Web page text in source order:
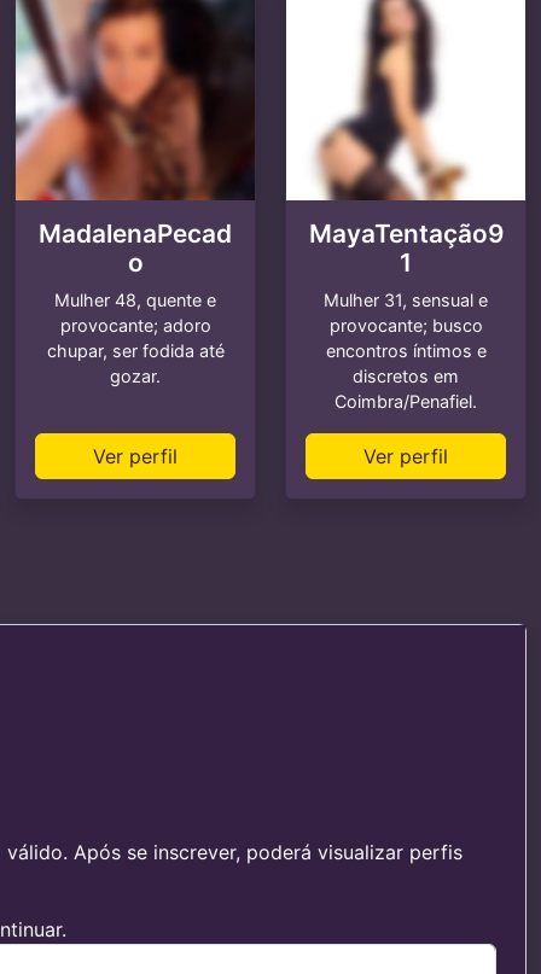
MadalenaPecad
o
Mulher 48, quente e
provocante; adoro
chupar, ser fodida até
gozar.
Ver perfil
MayaTentação9
1
Mulher 31, sensual e
provocante; busco
encontros íntimos e
discretos em
Coimbra/Penafiel.
Ver perfil
Após se inscrever, poderá visualizar perfis